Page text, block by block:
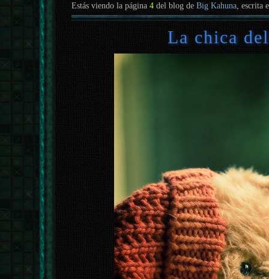
Estás viendo la página4 del blog deBig Kahuna , escrita
La chica